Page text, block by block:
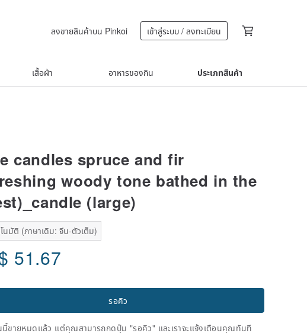
ลงขายสินค้าบน Pinkoi เข้าสู่ระบบ / ลงทะเบียน
เสื้อผ้า อาหารของกิน ประเภทสินค้า
candles spruce and fir
woody tone bathed in the
(large)
นมัติ (ภาษาเดิม: จีน-ตัวเต็ม)
51.67
รอคิว
ขายหมดแล้ว แต่คุณสามารถกดปุ่ม "รอคิว" และเราจะแจ้งเตือนคุณทันที